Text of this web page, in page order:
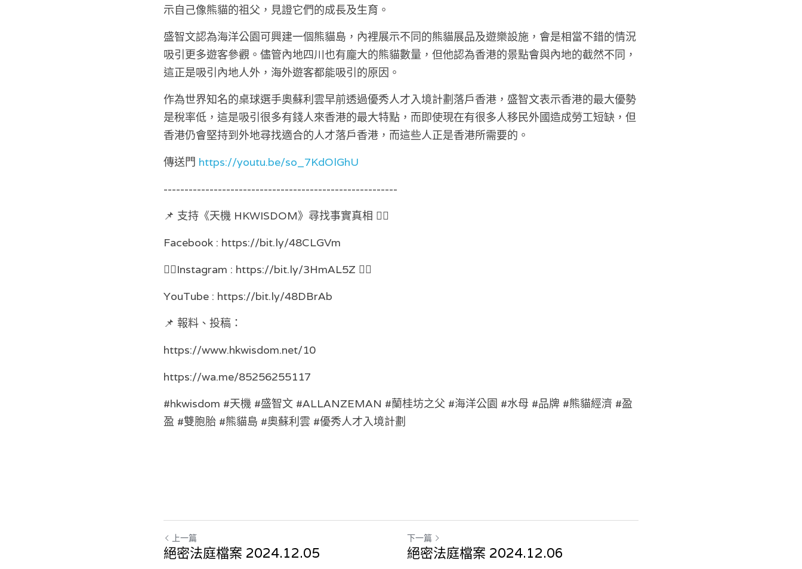
示自己像熊貓的祖父，見證它們的成長及生育。
盛智文認為海洋公園可興建一個熊貓島，內裡展示不同的熊貓展品及遊樂設施，會是相當不錯的情況
吸引更多遊客參觀。儘管內地四川也有龐大的熊貓數量，但他認為香港的景點會與內地的截然不同，
這正是吸引內地人外，海外遊客都能吸引的原因。
作為世界知名的桌球選手奧蘇利雲早前透過優秀人才入境計劃落戶香港，盛智文表示香港的最大優勢
是稅率低，這是吸引很多有錢人來香港的最大特點，而即使現在有很多人移民外國造成勞工短缺，但
香港仍會堅持到外地尋找適合的人才落戶香港，而這些人正是香港所需要的。
傳送門 https://youtu.be/so_7KdOlGhU
--------------------------------------------------------
📌 支持《天機 HKWISDOM》尋找事實真相 👉🏻
Facebook : https://bit.ly/48CLGVm
👉🏻Instagram : https://bit.ly/3HmAL5Z 👉🏻
YouTube : https://bit.ly/48DBrAb
📌 報料、投稿：
https://www.hkwisdom.net/10
https://wa.me/85256255117
#hkwisdom #天機 #盛智文 #ALLANZEMAN #蘭桂坊之父 #海洋公園 #水母 #品牌 #熊貓經濟 #盈
盈 #雙胞胎 #熊貓島 #奧蘇利雲 #優秀人才入境計劃
上一篇
絕密法庭檔案 2024.12.05
下一篇
絕密法庭檔案 2024.12.06